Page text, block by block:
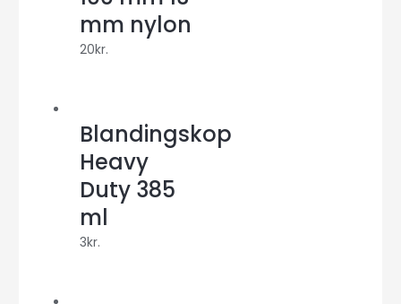
mm nylon
20kr.
Blandingskop
Heavy
Duty 385
ml
3kr.